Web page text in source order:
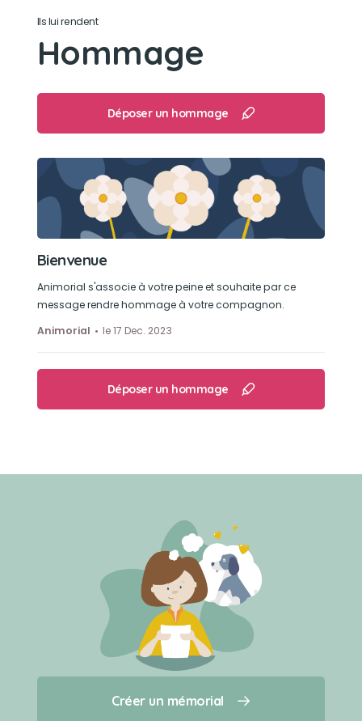
Créer un mémorial
Qui sommes-nous ?
Ils lui rendent
Hommage
Déposer un hommage
Bienvenue
Animorial s'associe à votre peine et souhaite par ce
message rendre hommage à votre compagnon.
Animorial
le 17 Dec. 2023
Déposer un hommage
Créer un mémorial